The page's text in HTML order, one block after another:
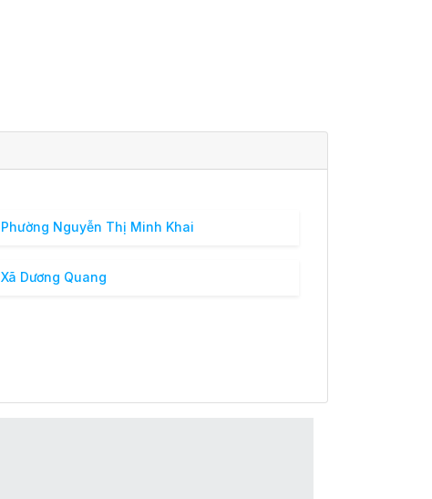
Phường Nguyễn Thị Minh Khai
Xã Dương Quang